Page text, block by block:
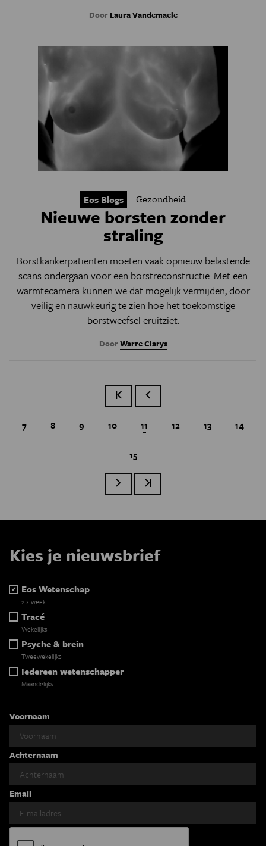
Door Laura Vandemaele
Eos Blogs Gezondheid
Nieuwe borsten zonder
straling
Borstkankerpatiënten moeten vaak opnieuw belastende
scans ondergaan voor een borstreconstructie. Met een
warmtecamera kunnen we dat mogelijk vermijden, door
veilig en nauwkeurig te zien hoe het toekomstige
borstweefsel eruitziet.
DoorWarre Clarys
Paginatie
Eerste paginaVorige pagina
Page
7 Page
8 Page
9 Page
10 Huidige pagina
11 Page
12 Page
13 Page
14
Page
15
Volgende paginaLaatste pagina
Kies je nieuwsbrief
Eos Wetenschap
2 x week
Tracé
Wekelijks
Psyche & brein
Tweewekelijks
Iedereen wetenschapper
Maandelijks
Voornaam
Achternaam
Email